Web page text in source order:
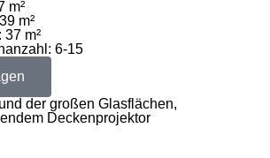
m²
m²
37 m²
6-15
der großen Glasflächen,
Deckenprojektor